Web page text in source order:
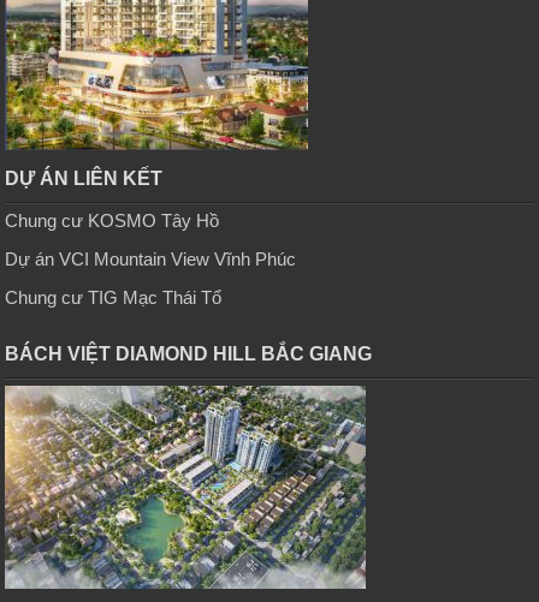
DỰ ÁN LIÊN KẾT
Chung cư KOSMO Tây Hồ
Dự án VCI Mountain View Vĩnh Phúc
Chung cư TIG Mạc Thái Tổ
BÁCH VIỆT DIAMOND HILL BẮC GIANG